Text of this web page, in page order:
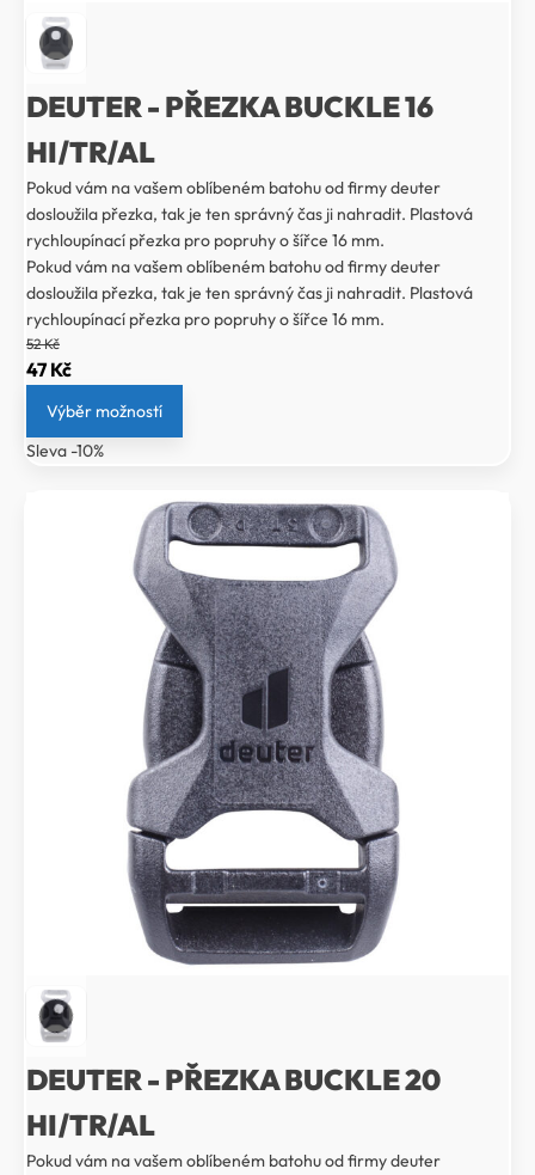
DEUTER - PŘEZKA BUCKLE 16
HI/TR/AL
Pokud vám na vašem oblíbeném batohu od firmy deuter
dosloužila přezka, tak je ten správný čas ji nahradit. Plastová
rychloupínací přezka pro popruhy o šířce 16 mm.
Pokud vám na vašem oblíbeném batohu od firmy deuter
dosloužila přezka, tak je ten správný čas ji nahradit. Plastová
rychloupínací přezka pro popruhy o šířce 16 mm.
52Kč
Původní
cena
byla:
52 Kč.
47KčAktuální
cena
47 Kč.
Výběr možností
Sleva -10%
DEUTER - PŘEZKA BUCKLE 20
HI/TR/AL
Pokud vám na vašem oblíbeném batohu od firmy deuter